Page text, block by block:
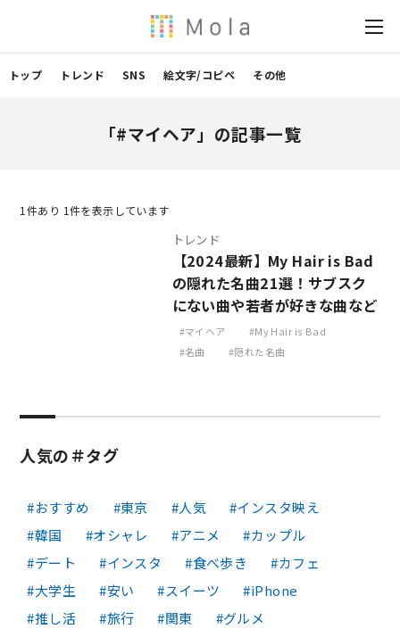
トップ トレンド SNS 絵文字/コピペ その他
「#マイヘア」の記事一覧
1 件あり 1件を表示しています
トレンド
【2024最新】My Hair is Bad
の隠れた名曲21選！サブスク
にない曲や若者が好きな曲など
マイヘア
My Hair is Bad
名曲
隠れた名曲
人気の＃タグ
おすすめ 東京 人気
インスタ映え
韓国
オシャレ アニメ
カップル
デート
インスタ 食べ歩き
カフェ
大学生
安い スイーツ
iPhone
推し活
旅行 関東 グルメ